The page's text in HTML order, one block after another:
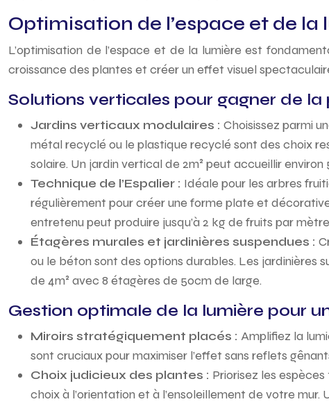
Optimisation de l’espace et de
L’optimisation de l’espace et de la lumière est
croissance des plantes et créer un effet visuel
Solutions verticales pour gagner de la
Jardins verticaux modulaires : Choisissez parmi
métal recyclé ou le plastique recyclé sont des choix
solaire. Un jardin vertical de 2m² peut accueillir environ
Technique de l’Espalier : Idéale pour les arbres
régulièrement pour créer une forme plate et
entretenu peut produire jusqu’à 2 kg de fruits par
Étagères murales et jardinières suspendues :
ou le béton sont des options durables. Les jardinières
de 4m² avec 8 étagères de 50cm de large.
Gestion optimale de la lumière pour
Miroirs stratégiquement placés : Amplifiez la
sont cruciaux pour maximiser l’effet sans reflets
Choix judicieux des plantes : Priorisez les
choix à l’orientation et à l’ensoleillement de votre mur.